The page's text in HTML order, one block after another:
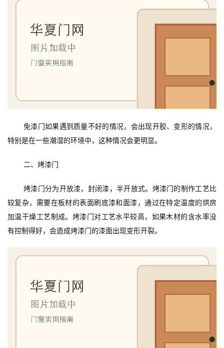
免漆门如果遇到质量不好的情况，会出现开胶、变形的情况，
特别是在一些潮湿的环境中，这种情况会更明显。
二、烤漆门
烤漆门分为开放漆，封闭漆，半开放式。烤漆门的制作工艺比
较复杂，需要在板材的表面刷底漆和面漆，通过在特定温度的烘房
加温干燥工艺制成。烤漆门对工艺水平较高，如果木材的含水率没
有控制得好，会造成烤漆门的漆面出现变形开裂。